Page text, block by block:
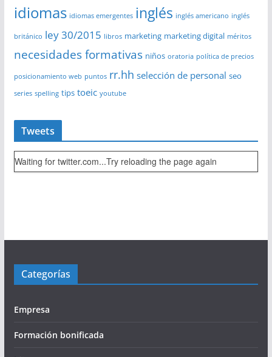
idiomas idiomas emergentes inglés inglés americano inglés
británico ley 30/2015 libros marketing marketing digital méritos
necesidades formativas niños oratoria política de precios
posicionamiento web puntos rr.hh selección de personal seo
series spelling tips toeic youtube
Tweets
Waiting for twitter.com...Try reloading the page again
Categorías
Empresa
Formación bonificada